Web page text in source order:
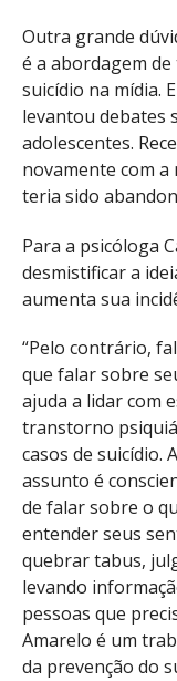
Outra grande
é a abordagem
suicídio na mídia.
levantou debates
adolescentes.
novamente com
teria sido
Para a psicóloga
desmistificar a
aumenta sua
“Pelo contrário,
que falar sobre
ajuda a lidar com
transtorno
casos de suicídio.
assunto é
de falar sobre o
entender seus
quebrar tabus,
levando
pessoas que
Amarelo é um
da prevenção do